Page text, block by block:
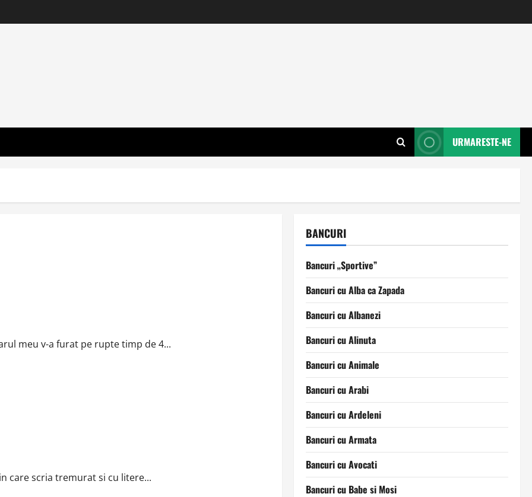
URMARESTE-NE
meu v-a furat pe rupte timp de 4...
care scria tremurat si cu litere...
BANCURI
Bancuri „Sportive”
Bancuri cu Alba ca Zapada
Bancuri cu Albanezi
Bancuri cu Alinuta
Bancuri cu Animale
Bancuri cu Arabi
Bancuri cu Ardeleni
Bancuri cu Armata
Bancuri cu Avocati
Bancuri cu Babe si Mosi